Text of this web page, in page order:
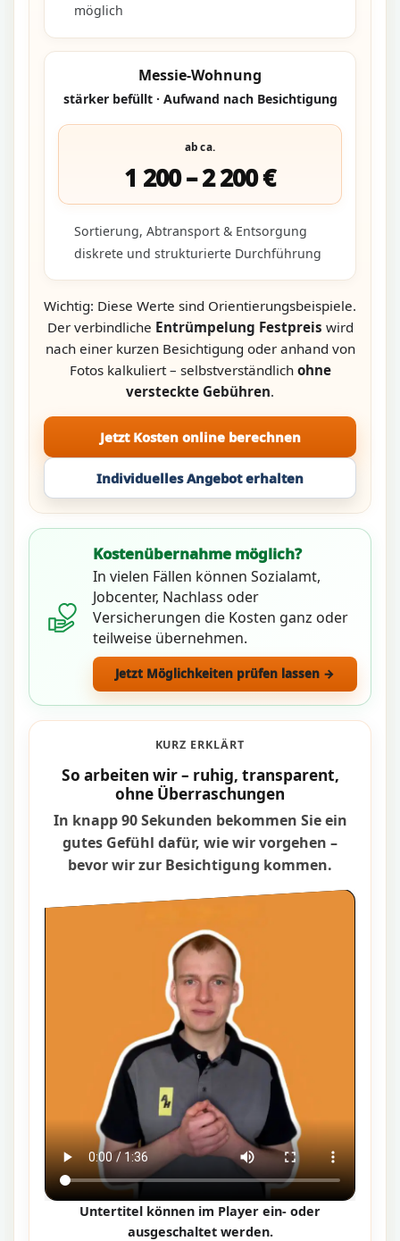
möglich
Messie-Wohnung
stärker befüllt · Aufwand nach Besichtigung
ab ca.
1 200 – 2 200 €
Sortierung, Abtransport & Entsorgung
diskrete und strukturierte Durchführung
Wichtig: Diese Werte sind Orientierungsbeispiele.
Der verbindliche Entrümpelung Festpreis wird
nach einer kurzen Besichtigung oder anhand von
Fotos kalkuliert – selbstverständlich ohne
versteckte Gebühren.
Jetzt Kosten online berechnen
Individuelles Angebot erhalten
Kostenübernahme möglich?
In vielen Fällen können Sozialamt,
Jobcenter, Nachlass oder
Versicherungen die Kosten ganz oder
teilweise übernehmen.
Jetzt Möglichkeiten prüfen lassen →
KURZ ERKLÄRT
So arbeiten wir – ruhig, transparent,
ohne Überraschungen
In knapp 90 Sekunden bekommen Sie ein
gutes Gefühl dafür, wie wir vorgehen –
bevor wir zur Besichtigung kommen.
Untertitel können im Player ein- oder
ausgeschaltet werden.